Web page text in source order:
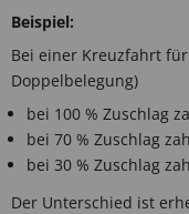
Beispiel:
Bei einer Kreuzfahrt
Doppelbelegung)
bei 100 % Zuschlag
bei 70 % Zuschlag
bei 30 % Zuschlag
Der Unterschied ist